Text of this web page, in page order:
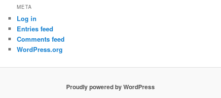
META
Log in
Entries feed
Comments feed
WordPress.org
Proudly powered by WordPress